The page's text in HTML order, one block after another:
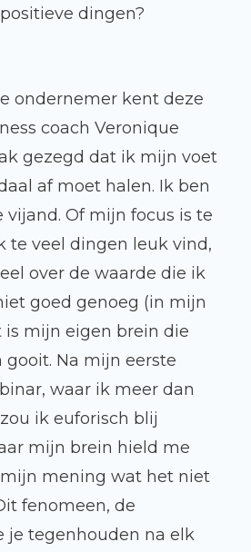
dingen?
ondernemer kent deze
coach Veronique
gezegd dat ik mijn voet
af moet halen. Ik ben
vijand. Of mijn focus is te
te veel dingen leuk vind,
over de waarde die ik
goed genoeg (in mijn
is mijn eigen brein die
Na mijn eerste
waar ik meer dan
ik euforisch blij
mijn brein hield me
mening wat het niet
fenomeen, de
je tegenhouden na elk